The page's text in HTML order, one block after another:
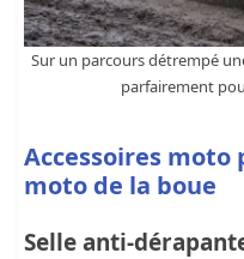
Sur un parcours détrempé
parfairement
Accessoires
moto de la boue
Selle anti-